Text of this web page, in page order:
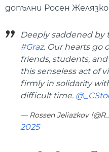
допълни Росен
Deeply saddened by
#Graz. Our hearts go
friends, students,
this senseless act of
firmly in solidarity
difficult time.
— Rossen Jeliazkov
2025